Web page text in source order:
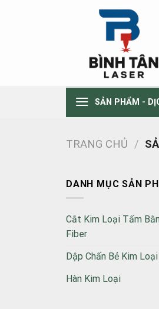
SẢN PHẨM -
TRANG CHỦ /
DANH MỤC SẢN
Cắt Kim Loại Tấm
Fiber
Dập Chấn Bẻ Kim
Hàn Kim Loại